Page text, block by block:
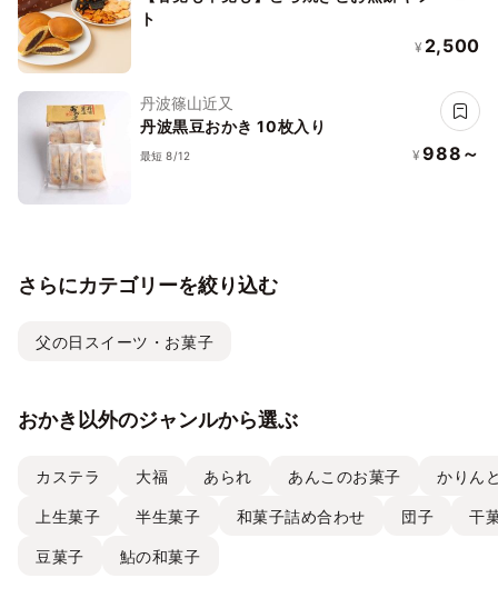
ト
¥ 2,500
丹波篠山近又
丹波黒豆おかき 10枚入り
最短 8/12 ¥ 988～
さらにカテゴリーを絞り込む
父の日スイーツ・お菓子
おかき以外のジャンルから選ぶ
カステラ 大福 あられ あんこのお菓子 かりん
上生菓子 半生菓子 和菓子詰め合わせ 団子 干
豆菓子 鮎の和菓子